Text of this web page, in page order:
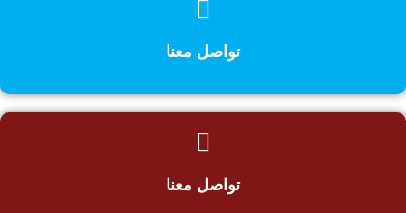
تواصل معنا
تواصل معنا